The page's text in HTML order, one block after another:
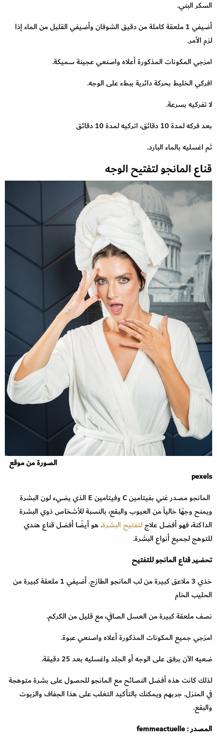
السكر البني.
أضيفي 1 ملعقة كاملة من دقيق الشوفان وأضيفي القليل من الماء إذا
لزم الأمر.
امزجي المكونات المذكورة أعلاه واصنعي عجينة سميكة.
افركي الخليط بحركة دائرية ببطء على الوجه.
لا تفركيه بسرعة.
بعد فركه لمدة 10 دقائق، اتركيه لمدة 10 دقائق
ثم اغسليه بالماء البارد.
قناع المانجو لتفتيح الوجه
الصورة من موقع
pexels
المانجو مصدر غني بفيتامين C وفيتامين E الذي يضيء لون البشرة
ويمنح وجهًا خالياً من العيوب والبقع، بالنسبة للأشخاص ذوي البشرة
الداكنة، فهو أفضل علاجلتفتيح البشرة. هو أيضًا أفضل قناع هندي
للتوهج لجميع أنواع البشرة.
تحضير قناع المانجو للتفتيح
خذي 3 ملاعق كبيرة من لب المانجو الطازج. أضيفي 1 ملعقة كبيرة من
الحليب الخام
نصف ملعقة كبيرة من العسل الصافي، مع قليل من الكركم.
امزجي جميع المكونات المذكورة أعلاه واصنعي عبوة.
ضعيه الآن برفق على الوجه أو الجلد واغسليه بعد 25 دقيقة.
لذلك كانت هذه أفضل النصائح مع المانجو للحصول على بشرة متوهجة
في المنزل. جربهم ويمكنك بالتأكيد التغلب على هذا الجفاف والزيوت
والبقع.
المصدر : femmeactuelle